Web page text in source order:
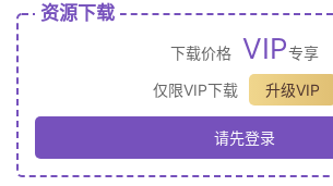
资源下载
下载价格 VIP专享
仅限VIP下载
升级VIP
请先登录